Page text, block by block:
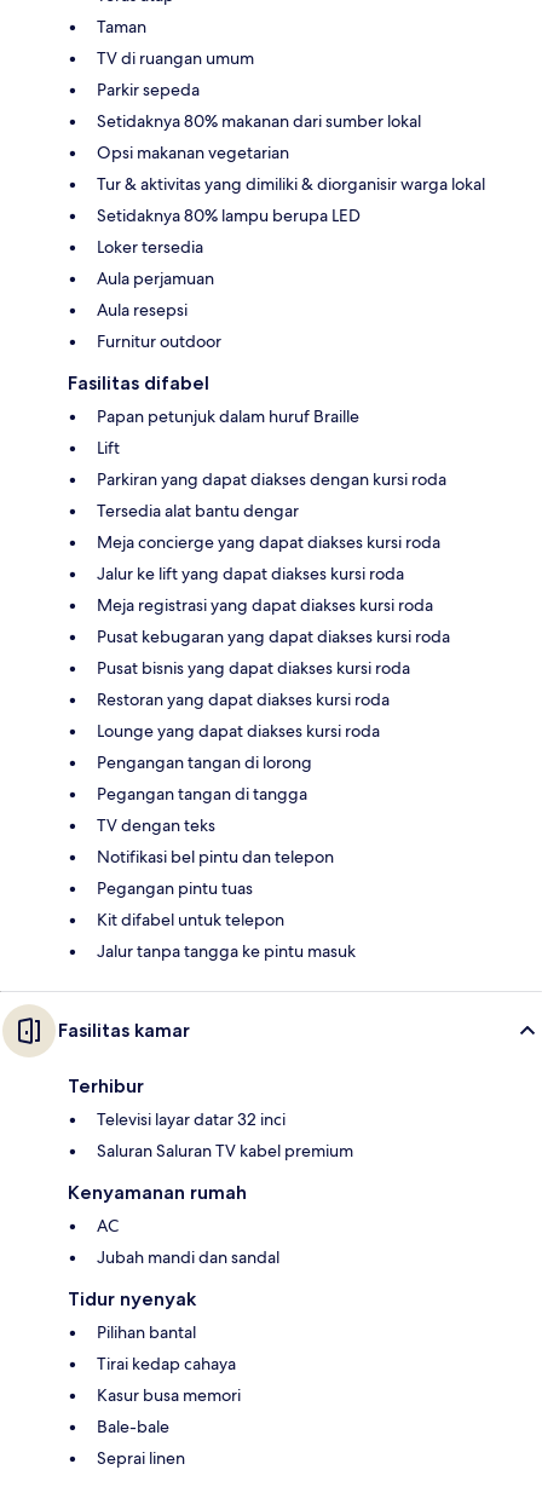
Taman
TV di ruangan umum
Parkir sepeda
Setidaknya 80% makanan dari sumber lokal
Opsi makanan vegetarian
Tur & aktivitas yang dimiliki & diorganisir warga lokal
Setidaknya 80% lampu berupa LED
Loker tersedia
Aula perjamuan
Aula resepsi
Furnitur outdoor
Fasilitas difabel
Papan petunjuk dalam huruf Braille
Lift
Parkiran yang dapat diakses dengan kursi roda
Tersedia alat bantu dengar
Meja concierge yang dapat diakses kursi roda
Jalur ke lift yang dapat diakses kursi roda
Meja registrasi yang dapat diakses kursi roda
Pusat kebugaran yang dapat diakses kursi roda
Pusat bisnis yang dapat diakses kursi roda
Restoran yang dapat diakses kursi roda
Lounge yang dapat diakses kursi roda
Pengangan tangan di lorong
Pegangan tangan di tangga
TV dengan teks
Notifikasi bel pintu dan telepon
Pegangan pintu tuas
Kit difabel untuk telepon
Jalur tanpa tangga ke pintu masuk
Fasilitas kamar
Terhibur
Televisi layar datar 32 inci
Saluran Saluran TV kabel premium
Kenyamanan rumah
AC
Jubah mandi dan sandal
Tidur nyenyak
Pilihan bantal
Tirai kedap cahaya
Kasur busa memori
Bale-bale
Seprai linen